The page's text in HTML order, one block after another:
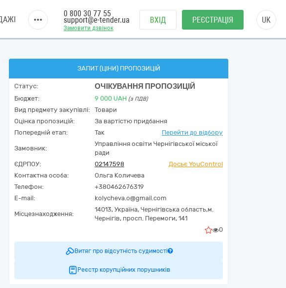
Замовити дзвінок
0 800 30 77 55
support@e-tender.ua ВХІД РЕЄСТРАЦІЯ UK
ЗАПИТ (ЦІНИ) ПРОПОЗИЦІЙ
Статус: ОЧІКУВАННЯ ПРОПОЗИЦІЙ
Бюджет: 9 000 UAH (з ПДВ)
Вид предмету закупівлі:
Товари
Оцінка пропозицій:
За вартістю придбання
Попередній етап:
Так Перейти до відбору
Замовник:
Управління освіти Чернігівської міської
ради
ЄДРПОУ:
02147598
Досьє YouControl
Контактна особа:
Ольга Количева
Телефон:
+380462676319
E-mail:
kolycheva.o@gmail.com
Місцезнаходження:
14013, Україна, Чернігівська область,м.
Чернігів, просп. Перемоги, 141
0
Витяг про відсутність судимості
Реєстр корупційних порушників